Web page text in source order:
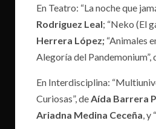
En Teatro: “La noche que
Rodriguez Leal; “Neko (El
Herrera López; “Animales
Alegoría del Pandemonium”,
En Interdisciplina:
Curiosas”, deAída Barrera
Ariadna Medina Ceceña, y